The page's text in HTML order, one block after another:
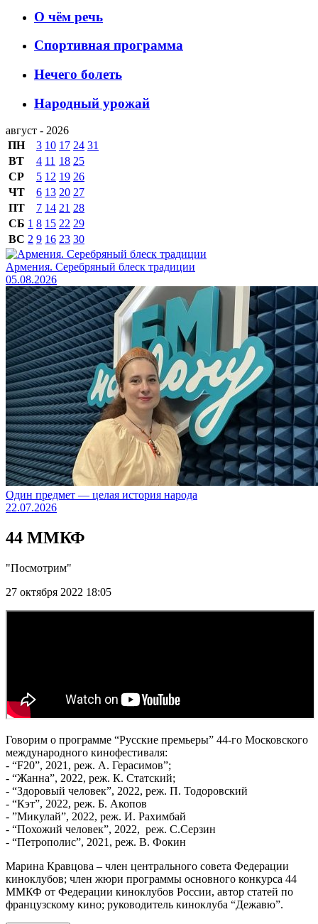
О чём речь
Спортивная программа
Нечего болеть
Народный урожай
август - 2026
ПН
3 10 17 24 31
ВТ
4 11 18 25
СР
5 12 19 26
ЧТ
6 13 20 27
ПТ
7 14 21 28
СБ 1 8 15 22 29
ВС 2 9 16 23 30
Армения. Серебряный блеск традиции
05.08.2026
Один предмет — целая история народа
22.07.2026
44 ММКФ
"Посмотрим"
27 октября 2022 18:05
Говорим о программе “Русские премьеры” 44-го Московского
международного кинофестиваля:
- “F20”, 2021, реж. А. Герасимов”;
- “Жанна”, 2022, реж. К. Статский;
- “Здоровый человек”, 2022, реж. П. Тодоровский
- “Кэт”, 2022, реж. Б. Акопов
- ”Микулай”, 2022, реж. И. Рахимбай
- “Похожий человек”, 2022, реж. С.Серзин
- “Петрополис”, 2021, реж. В. Фокин
Марина Кравцова – член центрального совета Федерации
киноклубов; член жюри программы основного конкурса 44
ММКФ от Федерации киноклубов России, автор статей по
французскому кино; руководитель киноклуба “Дежавю”.